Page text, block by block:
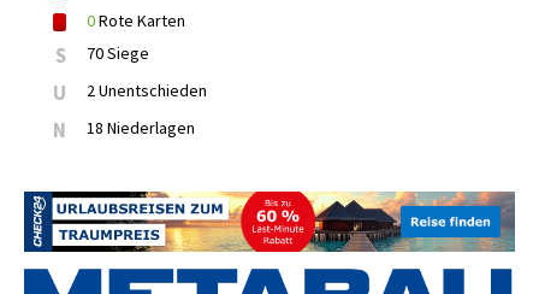
0Rote Karten
S 70 Siege
U 2 Unentschieden
N 18 Niederlagen